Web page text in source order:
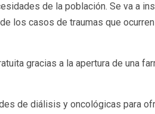
de la población. Se va a
los casos de traumas que
gracias a la apertura de una
de diálisis y oncológicas para